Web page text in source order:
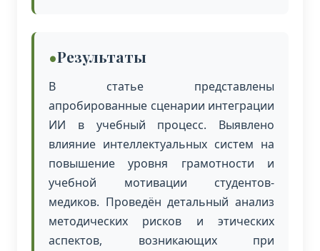
Результаты
В статье представлены
апробированные сценарии интеграции
ИИ в учебный процесс. Выявлено
влияние интеллектуальных систем на
повышение уровня грамотности и
учебной мотивации студентов-
медиков. Проведён детальный анализ
методических рисков и этических
аспектов, возникающих при